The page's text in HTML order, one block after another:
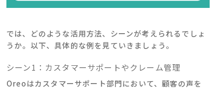
では、どのような活用方法、シーンが考えられるでしょ
うか。以下、具体的な例を見ていきましょう。
シーン1：カスタマーサポートやクレーム管理
Oreoはカスタマーサポート部門において、顧客の声を